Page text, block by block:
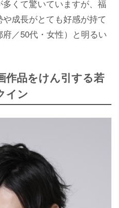
くて驚いていますが、福
成長がとても好感が持て
／50代・女性）と明るい
作品をけん引する若
イン